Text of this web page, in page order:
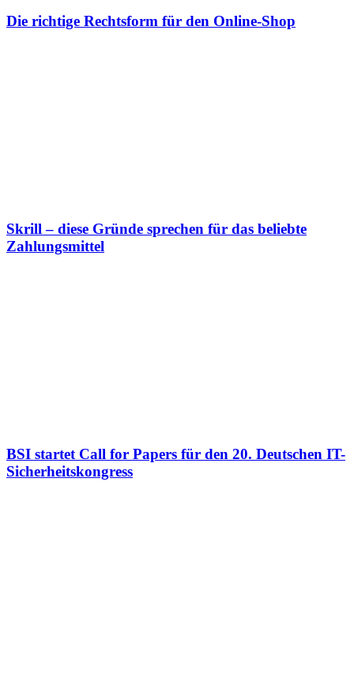
Die richtige Rechtsform für den Online-Shop
Skrill – diese Gründe sprechen für das beliebte
Zahlungsmittel
BSI startet Call for Papers für den 20. Deutschen IT-
Sicherheitskongress